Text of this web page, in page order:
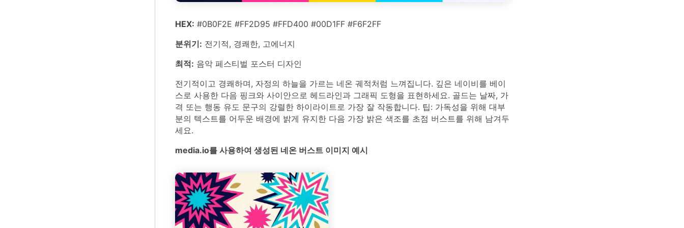
HEX: #0B0F2E #FF2D95 #FFD400 #00D1FF #F6F2FF
분위기: 전기적, 경쾌한, 고에너지
최적: 음악 페스티벌 포스터 디자인
전기적이고 경쾌하며, 자정의 하늘을 가르는 네온 궤적처럼 느껴집니다. 깊은 네이비를 베이
스로 사용한 다음 핑크와 사이안으로 헤드라인과 그래픽 도형을 표현하세요. 골드는 날짜, 가
격 또는 행동 유도 문구의 강렬한 하이라이트로 가장 잘 작동합니다. 팁: 가독성을 위해 대부
분의 텍스트를 어두운 배경에 밝게 유지한 다음 가장 밝은 색조를 초점 버스트를 위해 남겨두
세요.
media.io를 사용하여 생성된 네온 버스트 이미지 예시